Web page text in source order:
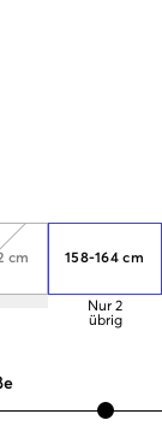
cm 158-164 cm
Nur 2
übrig